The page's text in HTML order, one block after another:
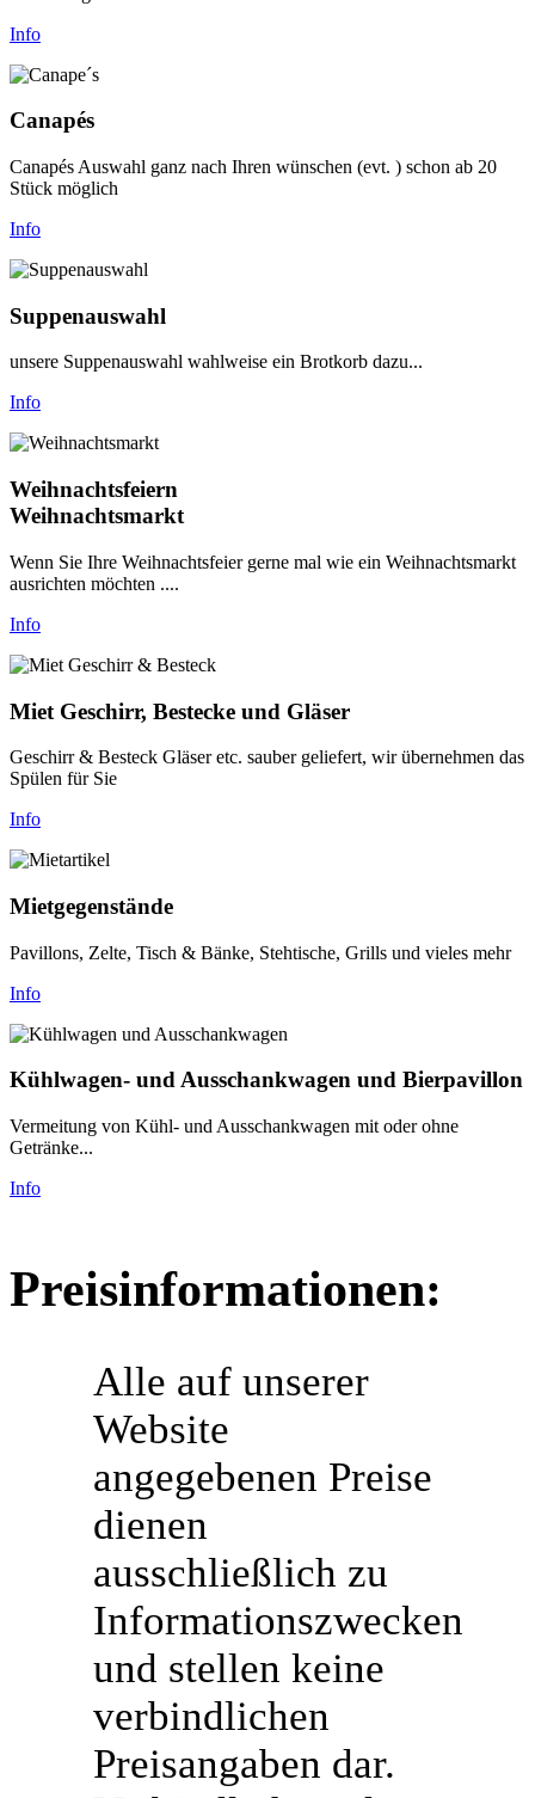
Info
Canapés
Canapés Auswahl ganz nach Ihren wünschen (evt. ) schon ab 20
Stück möglich
Info
Suppenauswahl
unsere Suppenauswahl wahlweise ein Brotkorb dazu...
Info
Weihnachtsfeiern
Weihnachtsmarkt
Wenn Sie Ihre Weihnachtsfeier gerne mal wie ein Weihnachtsmarkt
ausrichten möchten ....
Info
Miet Geschirr, Bestecke und Gläser
Geschirr & Besteck Gläser etc. sauber geliefert, wir übernehmen das
Spülen für Sie
Info
Mietgegenstände
Pavillons, Zelte, Tisch & Bänke, Stehtische, Grills und vieles mehr
Info
Kühlwagen- und Ausschankwagen und Bierpavillon
Vermeitung von Kühl- und Ausschankwagen mit oder ohne
Getränke...
Info
Preisinformationen:
Alle auf unserer
Website
angegebenen Preise
dienen
ausschließlich zu
Informationszwecken
und stellen keine
verbindlichen
Preisangaben dar.